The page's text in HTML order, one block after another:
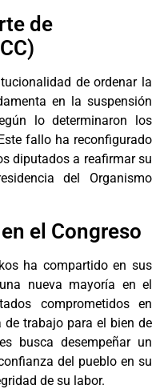
de
de ordenar la
en la suspensión
lo determinaron los
fallo ha reconfigurado
diputados a reafirmar su
del Organismo
el Congreso
ha compartido en sus
nueva mayoría en el
comprometidos en
trabajo para el bien de
busca desempeñar un
del pueblo en su
de su labor.